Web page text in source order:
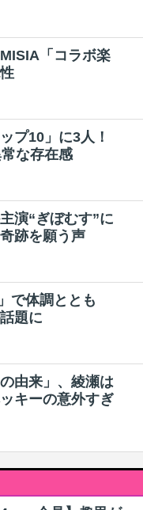
「コラボ楽
プ10」に3人！
な存在感
演“ぎぼむす”に
跡を願う声
で体調ととも
題に
由来」、綾瀬は
キーの意外すぎ